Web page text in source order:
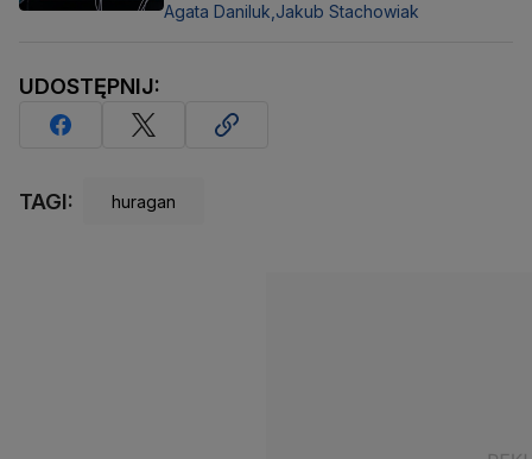
Agata Daniluk, Jakub Stachowiak
UDOSTĘPNIJ:
TAGI: huragan